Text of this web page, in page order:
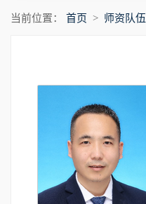
当前位置： 首页 > 师资队伍